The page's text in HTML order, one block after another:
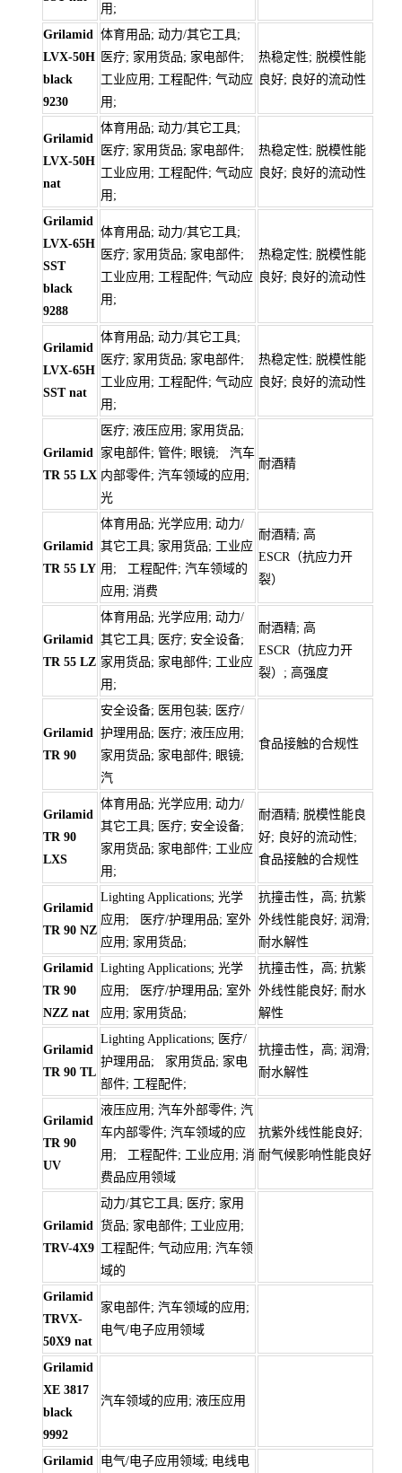
用;
Grilamid
LVX-50H
black
9230
体育用品; 动力/其它工具;
医疗; 家用货品; 家电部件;
工业应用; 工程配件; 气动应
用;
热稳定性; 脱模性能
良好; 良好的流动性
Grilamid
LVX-50H
nat
体育用品; 动力/其它工具;
医疗; 家用货品; 家电部件;
工业应用; 工程配件; 气动应
用;
热稳定性; 脱模性能
良好; 良好的流动性
Grilamid
LVX-65H
SST
black
9288
体育用品; 动力/其它工具;
医疗; 家用货品; 家电部件;
工业应用; 工程配件; 气动应
用;
热稳定性; 脱模性能
良好; 良好的流动性
Grilamid
LVX-65H
SST nat
体育用品; 动力/其它工具;
医疗; 家用货品; 家电部件;
工业应用; 工程配件; 气动应
用;
热稳定性; 脱模性能
良好; 良好的流动性
Grilamid
TR 55 LX
医疗; 液压应用; 家用货品;
家电部件; 管件; 眼镜; 汽车
内部零件; 汽车领域的应用;
光
耐酒精
Grilamid
TR 55 LY
体育用品; 光学应用; 动力/
其它工具; 家用货品; 工业应
用; 工程配件; 汽车领域的
应用; 消费
耐酒精; 高
ESCR（抗应力开
裂）
Grilamid
TR 55 LZ
体育用品; 光学应用; 动力/
其它工具; 医疗; 安全设备;
家用货品; 家电部件; 工业应
用;
耐酒精; 高
ESCR（抗应力开
裂）; 高强度
Grilamid
TR 90
安全设备; 医用包装; 医疗/
护理用品; 医疗; 液压应用;
家用货品; 家电部件; 眼镜;
汽
食品接触的合规性
Grilamid
TR 90
LXS
体育用品; 光学应用; 动力/
其它工具; 医疗; 安全设备;
家用货品; 家电部件; 工业应
用;
耐酒精; 脱模性能良
好; 良好的流动性;
食品接触的合规性
Grilamid
TR 90 NZ
Lighting Applications; 光学
应用; 医疗/护理用品; 室外
应用; 家用货品;
抗撞击性，高; 抗紫
外线性能良好; 润滑;
耐水解性
Grilamid
TR 90
NZZ nat
Lighting Applications; 光学
应用; 医疗/护理用品; 室外
应用; 家用货品;
抗撞击性，高; 抗紫
外线性能良好; 耐水
解性
Grilamid
TR 90 TL
Lighting Applications; 医疗/
护理用品; 家用货品; 家电
部件; 工程配件;
抗撞击性，高; 润滑;
耐水解性
Grilamid
TR 90
UV
液压应用; 汽车外部零件; 汽
车内部零件; 汽车领域的应
用; 工程配件; 工业应用; 消
费品应用领域
抗紫外线性能良好;
耐气候影响性能良好
Grilamid
TRV-4X9
动力/其它工具; 医疗; 家用
货品; 家电部件; 工业应用;
工程配件; 气动应用; 汽车领
域的
Grilamid
TRVX-
50X9 nat
家电部件; 汽车领域的应用;
电气/电子应用领域
Grilamid
XE 3817
black
9992
汽车领域的应用; 液压应用
Grilamid
电气/电子应用领域; 电线电